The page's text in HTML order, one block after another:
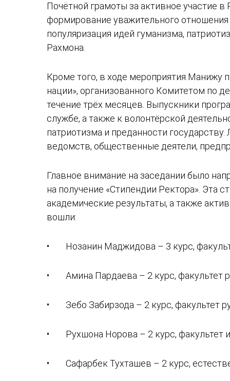
Почётной грамоты за активное участие
формирование уважительного
популяризация идей гуманизма,
Рахмона.
Кроме того, в ходе мероприятия Манижу
нации», организованного Комитетом по
течение трёх месяцев. Выпускники
службе, а также к волонтёрской
патриотизма и преданности
ведомств, общественные деятели,
Главное внимание на заседании было
на получение «Стипендии Ректора».
академические результаты, а также
вошли:
• Нозанин Маджидова – 3 курс,
• Амина Пардаева – 2 курс, факультет
• Зебо Забирзода – 2 курс, факультет
• Рухшона Норова – 2 курс, факультет
• Сафарбек Тухташев – 2 курс,